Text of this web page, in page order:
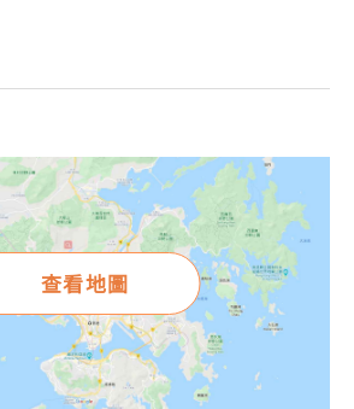
查看地圖